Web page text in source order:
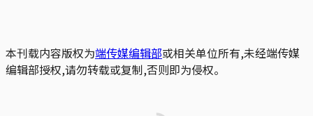
本刊载内容版权为端传媒编辑部或相关单位所有,未经端传媒
编辑部授权,请勿转载或复制,否则即为侵权。